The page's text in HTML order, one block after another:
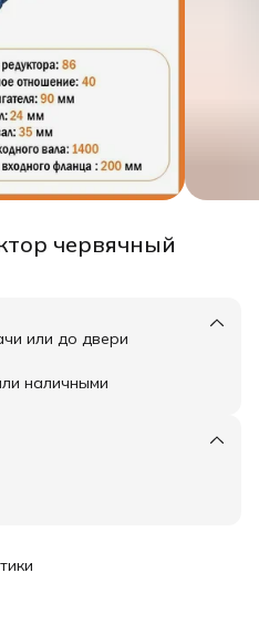
червячный
или до двери
наличными